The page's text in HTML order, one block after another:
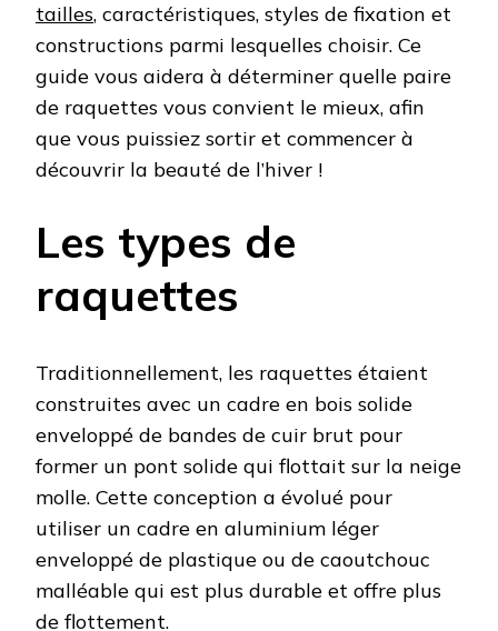
tailles, caractéristiques, styles de fixation et
constructions parmi lesquelles choisir. Ce
guide vous aidera à déterminer quelle paire
de raquettes vous convient le mieux, afin
que vous puissiez sortir et commencer à
découvrir la beauté de l’hiver !
Les types de
raquettes
Traditionnellement, les raquettes étaient
construites avec un cadre en bois solide
enveloppé de bandes de cuir brut pour
former un pont solide qui flottait sur la neige
molle. Cette conception a évolué pour
utiliser un cadre en aluminium léger
enveloppé de plastique ou de caoutchouc
malléable qui est plus durable et offre plus
de flottement.